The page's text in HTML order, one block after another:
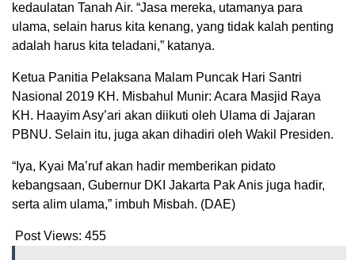
kedaulatan Tanah Air. “Jasa mereka, utamanya para
ulama, selain harus kita kenang, yang tidak kalah penting
adalah harus kita teladani,” katanya.
Ketua Panitia Pelaksana Malam Puncak Hari Santri
Nasional 2019 KH. Misbahul Munir: Acara Masjid Raya
KH. Haayim Asy’ari akan diikuti oleh Ulama di Jajaran
PBNU. Selain itu, juga akan dihadiri oleh Wakil Presiden.
“Iya, Kyai Ma’ruf akan hadir memberikan pidato
kebangsaan, Gubernur DKI Jakarta Pak Anis juga hadir,
serta alim ulama,” imbuh Misbah. (DAE)
Post Views: 455